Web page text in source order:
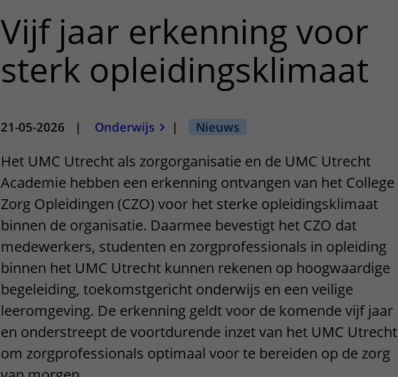
Vijf jaar erkenning voor
sterk opleidingsklimaat
21-05-2026 | Onderwijs | Nieuws
Het UMC Utrecht als zorgorganisatie en de UMC Utrecht
Academie hebben een erkenning ontvangen van het College
Zorg Opleidingen (CZO) voor het sterke opleidingsklimaat
binnen de organisatie. Daarmee bevestigt het CZO dat
medewerkers, studenten en zorgprofessionals in opleiding
binnen het UMC Utrecht kunnen rekenen op hoogwaardige
begeleiding, toekomstgericht onderwijs en een veilige
leeromgeving. De erkenning geldt voor de komende vijf jaar
en onderstreept de voortdurende inzet van het UMC Utrecht
om zorgprofessionals optimaal voor te bereiden op de zorg